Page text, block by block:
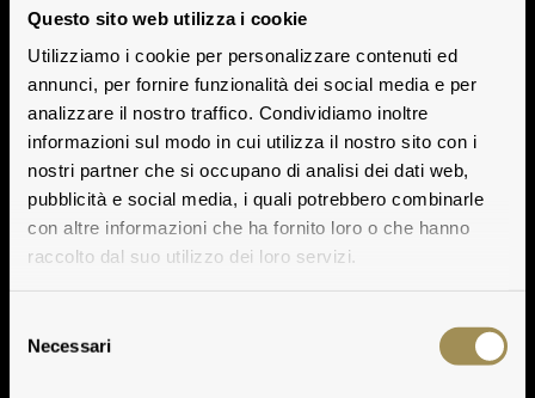
Questo sito web utilizza i cookie
Utilizziamo i cookie per personalizzare contenuti ed
annunci, per fornire funzionalità dei social media e per
analizzare il nostro traffico. Condividiamo inoltre
informazioni sul modo in cui utilizza il nostro sito con i
nostri partner che si occupano di analisi dei dati web,
pubblicità e social media, i quali potrebbero combinarle
con altre informazioni che ha fornito loro o che hanno
raccolto dal suo utilizzo dei loro servizi.
delNecessari